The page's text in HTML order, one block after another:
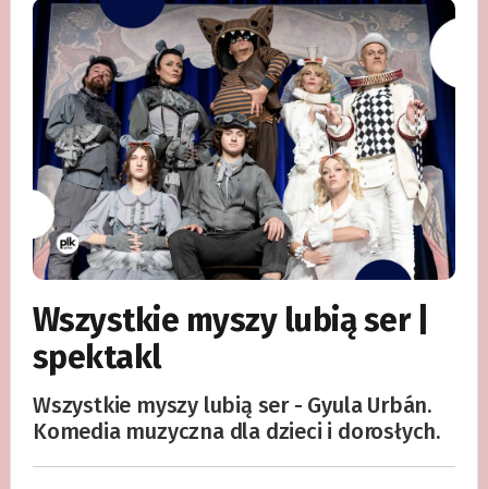
Wszystkie myszy lubią ser |
spektakl
Wszystkie myszy lubią ser - Gyula Urbán.
Komedia muzyczna dla dzieci i dorosłych.